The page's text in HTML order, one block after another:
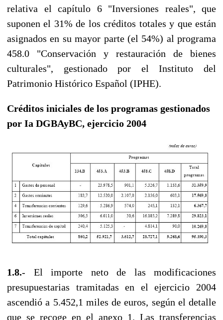
relativa el capítulo 6 "Inversiones reales", que
suponen el 31% de los créditos totales y que están
asignados en su mayor parte (el 54%) al programa
458.0 "Conservación y restauración de bienes
culturales", gestionado por el Instituto del
Patrimonio Histórico Español (IPHE).
Créditos iniciales de los programas gestionados
por Ia DGBAyBC, ejercicio 2004
1.8.- El importe neto de las modificaciones
presupuestarias tramitadas en el ejercicio 2004
ascendió a 5.452,1 miles de euros, según el detalle
que se recoge en el anexo 1. Las transferencias